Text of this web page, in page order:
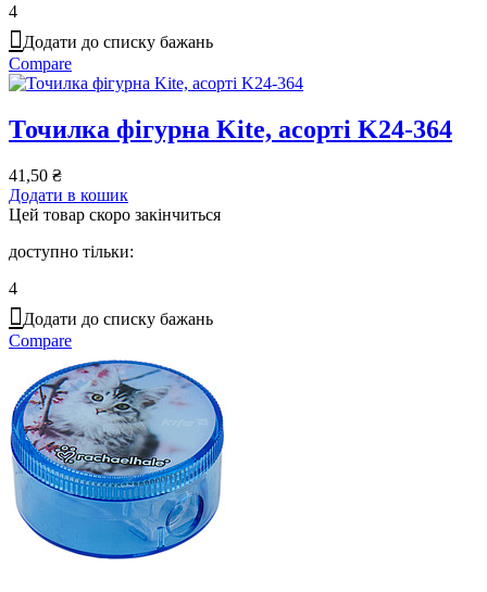
4
Додати до списку бажань
Compare
Точилка фігурна Kite, асорті K24-364
41,50 ₴
Додати в кошик
Цей товар скоро закінчиться
доступно тільки:
4
Додати до списку бажань
Compare